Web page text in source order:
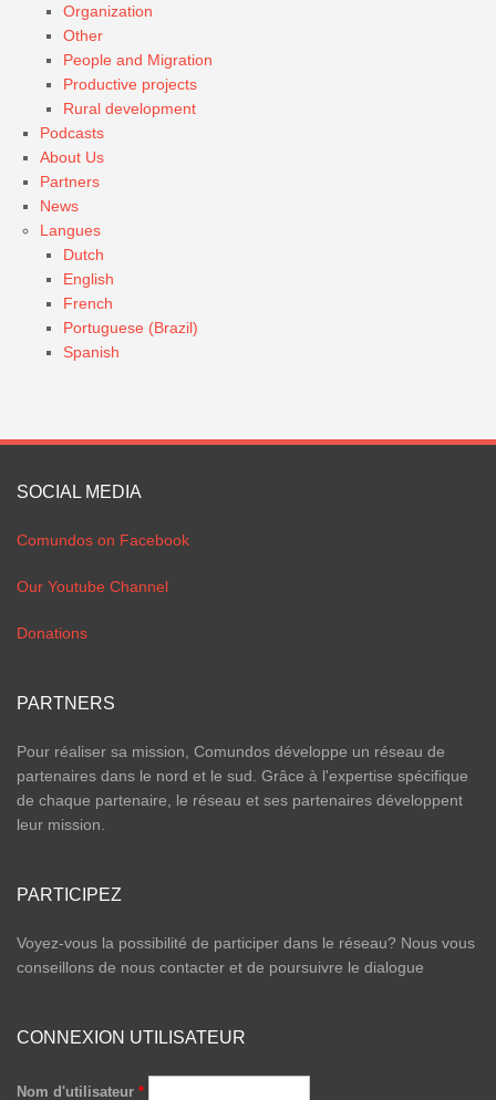
Organization
Other
People and Migration
Productive projects
Rural development
Podcasts
About Us
Partners
News
Langues
Dutch
English
French
Portuguese (Brazil)
Spanish
SOCIAL MEDIA
Comundos on Facebook
Our Youtube Channel
Donations
PARTNERS
Pour réaliser sa mission, Comundos développe un réseau de
partenaires dans le nord et le sud. Grâce à l'expertise spécifique
de chaque partenaire, le réseau et ses partenaires développent
leur mission.
PARTICIPEZ
Voyez-vous la possibilité de participer dans le réseau? Nous vous
conseillons de nous contacter et de poursuivre le dialogue
CONNEXION UTILISATEUR
Nom d'utilisateur *